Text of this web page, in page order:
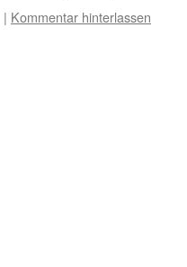
| Kommentar hinterlassen